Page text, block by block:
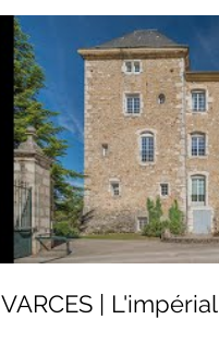
VARCES | L'impérial